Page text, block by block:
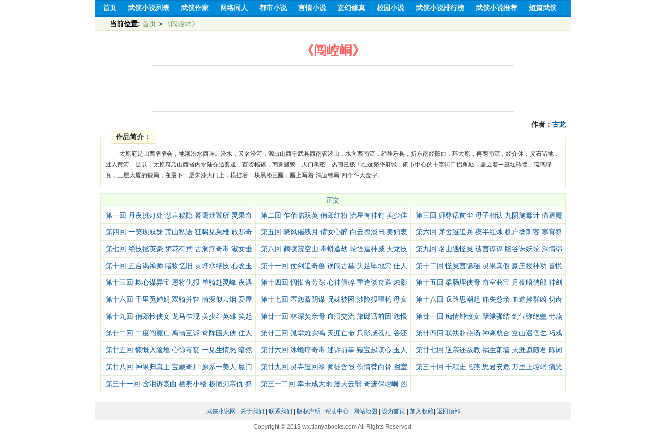
首页 武侠小说列表 武侠作家 网络同人 都市小说 言情小说 玄幻修真 校园小说 武侠小说排行榜 武侠小说推荐 短篇武侠
当前位置: 首页 > 《闯崆峒》
《闯崆峒》
作者： 古龙
作品简介：
太原府是山西省省会，地濒汾水西岸。汾水，又名汾河，源出山西宁武县西南管涔山，水向西南流，经静乐县，折东南经阳曲，环太原，再两南流，经介休，灵石诸地，
注入黄河。是以，太原府乃山西省内水陆交通要道，百货幅辏，商务殷繁，人口稠密，热闹已极！在这繁华府城，闹市中心的十字街口拐角处，矗立着一座红砖墙，琉璃绿
瓦，三层大厦的镖局，在最下一层朱漆大门上，横挂着一块黑漆巨匾，匾上写着“鸿运镖局”四个斗大金字。
正文
第一回 月夜挑灯处 忿言秘隐 暮霭烟鬟所 灵果奇
童
第二回 乍佰临双英 俏郎红粉 流星有神钉 美少佳
人
第三回 师尊话前尘 母子相认 九阴施毒计 痛退魔
君
第四回 一笑现双妹 荒山私语 狂啸见枭雄 旅邸奇
能
第五回 晓风催残月 倩女心醉 白云撩淡日 美妇衷
情
第六回 茅舍避追兵 夜半红烛 樵户擒刺客 寒宵祭
主
第七回 绝技拯英豪 娇花有意 古洞疗奇毒 淑女垂
青
第八回 鹤唳震空山 毒蟒逢劫 蛇怪逞神威 天龙技
穷
第九回 名山遇怪叟 遗言谆谆 幽谷诛妖蛇 深情绵
绵
第十回 五台谒禅师 睹物忆旧 灵峰承绝技 心念玉
人
第十一回 仗剑追奇兽 误闯古墓 失足坠地穴 佳人
来迟
第十二回 怪叟言隐秘 灵果真假 豪庄授神功 喜悦
俏郎
第十三回 欺心谋异宝 恩将仇报 单骑赴灵峰 夜遇
双妹
第十四回 惆怅杳芳踪 心神俱碎 重逢谈奇遇 烛影
摇红
第十五回 柔肠埋侠骨 奇室获宝 月夜晤俏郎 神剑
逞威
第十六回 千里觅婵娟 双骑并辔 情深似云烟 爱屋
及乌
第十七回 匿怨蓄阴谋 兄妹被困 涉险报噩耗 母女
惊魂
第十八回 叹路思潮起 痛失慈亲 血道挫群凶 切齿
匡恶
第十九回 俏郎怜侠女 龙马乍现 美少斗英雄 笑起
林梢
第廿十回 林深焚亲骨 血泪交流 旅邸话前因 怨恨
填胸
第廿一回 痴情钟敌女 孽缘骤结 剑气弥绝壑 劳燕
分飞
第廿二回 二度闯魔庄 离情互诉 奇阵困大侠 佳人
惊魂
第廿三回 孤掌难实鸣 天涯亡命 只影感苍茫 谷还
真
第廿四回 联袂赴燕汤 神离貌合 空山遇怪乞 巧戏
双蛇
第廿五回 慷慨入险地 心惊毒宴 一见生情愁 暗然
伤离
第廿六回 冰蟾疗奇毒 述诉前事 窥宝起谋心 玉人
胆寒
第廿七回 逆亲还叛教 祸生萧墙 天涯愿随君 陈词
凄惋
第廿八回 神果归真主 宝藏奇尸 原系一美人 魔门
丑妇
第廿九回 灵寺遭回禄 师徒含恨 伤情焚白骨 幽室
埋身
第三十回 千程走飞燕 思君安危 万里上崆峒 痛恶
第三十一回 含泪诉哀曲 栖燕小楼 极愤刃亲仇 祭 第三十二回 幸未成大雨 漫天云翳 奇迹保崆峒 凶
武侠小说网 关于我们 联系我们 版权声明 帮助中心| 网站地图 设为首页| 加入收藏| 返回顶部
Copyright © 2013 wx.tianyabooks.com All Rights Reserved.